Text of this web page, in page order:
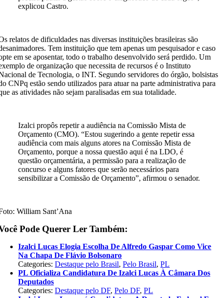
explicou Castro.
relatos de dificuldades nas diversas instituições brasileiras são
Tem instituição que tem apenas um pesquisador e caso
em se aposentar, todo o trabalho desenvolvido será perdido. Um
de organização que necessita de recursos é o Instituto
de Tecnologia, o INT. Segundo servidores do órgão, bolsistas
CNPq estão sendo utilizados para atuar na parte administrativa para
as atividades não sejam paralisadas em sua totalidade.
Izalci propôs repetir a audiência na Comissão Mista de
Orçamento (CMO). “Estou sugerindo a gente repetir essa
audiência com mais alguns atores na Comissão Mista de
Orçamento, porque a nossa questão aqui é na LDO, é
questão orçamentária, a permissão para a realização de
concurso e alguns fatores que serão necessários para
sensibilizar a Comissão de Orçamento”, afirmou o senador.
William Sant’Ana
Pode Querer Ler Também:
Izalci Lucas Elogia Escolha De Alfredo Gaspar Como Vice
Na Chapa De Flávio Bolsonaro
Categories:Destaque pelo Brasil,Pelo Brasil,PL
PL Oficializa Candidatura De Izalci Lucas À Câmara Dos
Deputados
Categories:Destaque pelo DF,Pelo DF,PL